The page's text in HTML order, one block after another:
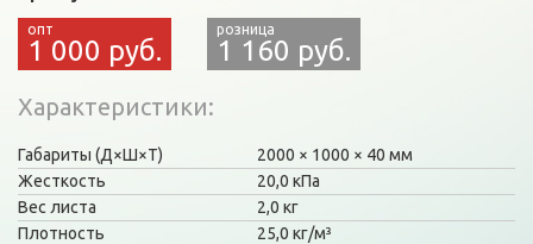
1 000 руб. 1 160 руб.
Характеристики
Габариты (Д×Ш×Т) 2000 1000
40 мм
Жесткость
20,0 кПа
Вес листа
2,0 кг
Плотность
25,0 кг/м³